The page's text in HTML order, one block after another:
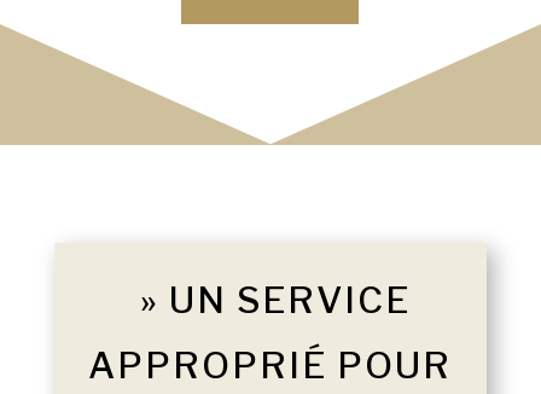
» UN SERVICE
APPROPRIÉ POUR